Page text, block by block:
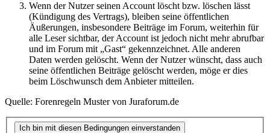
Wenn der Nutzer seinen Account löscht bzw. löschen lässt
(Kündigung des Vertrags), bleiben seine öffentlichen
Äußerungen, insbesondere Beiträge im Forum, weiterhin für
alle Leser sichtbar, der Account ist jedoch nicht mehr abrufbar
und im Forum mit „Gast“ gekennzeichnet. Alle anderen
Daten werden gelöscht. Wenn der Nutzer wünscht, dass auch
seine öffentlichen Beiträge gelöscht werden, möge er dies
beim Löschwunsch dem Anbieter mitteilen.
Quelle: Forenregeln Muster von Juraforum.de